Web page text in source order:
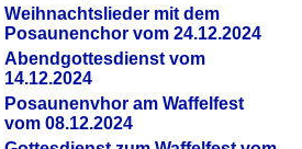
Weihnachtslieder mit dem
Posaunenchor vom 24.12.2024
Abendgottesdienst vom
14.12.2024
Posaunenvhor am Waffelfest
vom 08.12.2024